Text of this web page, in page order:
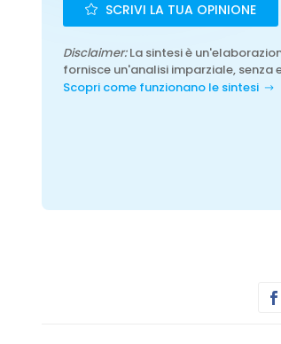
SCRIVI LA TUA OPINIONE
Disclaimer:La sintesi è
fornisce un'analisi imparziale, senza
Scopri come funzionano le sintesi